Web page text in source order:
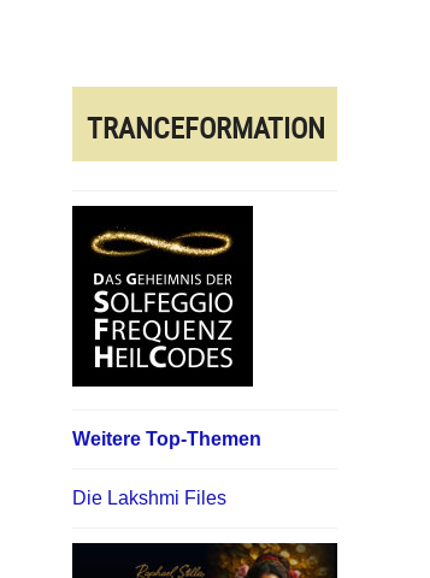
TRANCEFORMATION
Weitere Top-Themen
Die Lakshmi Files